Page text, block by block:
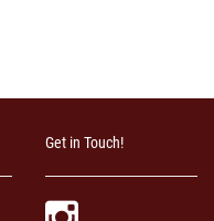
Get in Touch!